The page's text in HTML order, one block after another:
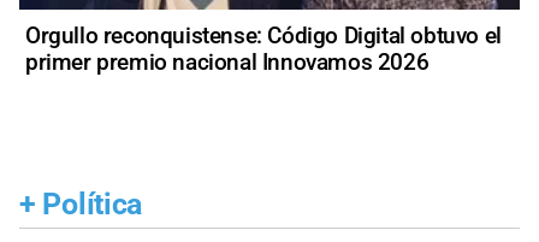
Orgullo reconquistense: Código Digital obtuvo el
primer premio nacional Innovamos 2026
+ Política